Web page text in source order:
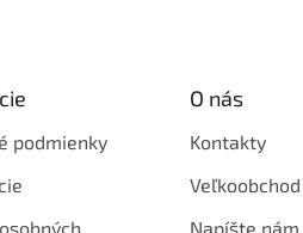
podmienky
O nás
Kontakty
Veľkoobchod
Napíšte nám